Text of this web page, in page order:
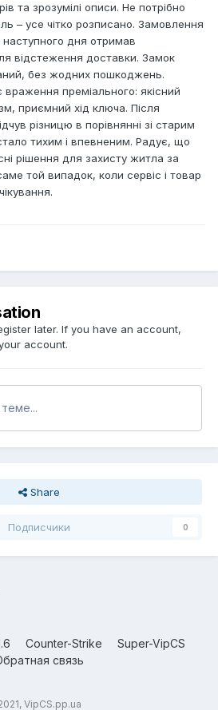
та зрозумілі описи. Не потрібно
– усе чітко розписано. Замовлення
дня отримав
відстеження доставки. Замок
без жодних пошкоджень.
преміального: якісний
приємний хід ключа. Після
різницю в порівнянні зі старим
тихим і впевненим. Радує, що
рішення для захисту житла за
той випадок, коли сервіс і товар
later. If you have an account,
account.
Share
Подписчики 0
Counter-Strike
Super-VipCS
связь
VipCS.pp.ua